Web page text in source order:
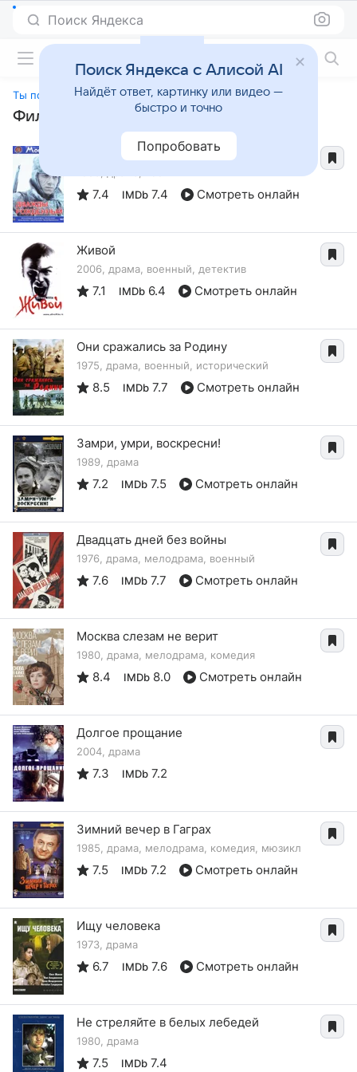
Поиск Яндекса
Ты помнишь
Фильмы, похожие на «Ты помнишь»
Дважды рожденный
7.4 IMDb 7.4 Смотреть онлайн
Живой
2006, драма, военный, детектив
7.1 IMDb 6.4 Смотреть онлайн
Они сражались за Родину
1975, драма, военный, исторический
8.5 IMDb 7.7 Смотреть онлайн
Замри, умри, воскресни!
1989, драма
7.2 IMDb 7.5 Смотреть онлайн
Двадцать дней без войны
1976, драма, мелодрама, военный
7.6 IMDb 7.7 Смотреть онлайн
Москва слезам не верит
1980, драма, мелодрама, комедия
8.4 IMDb 8.0 Смотреть онлайн
Долгое прощание
2004, драма
7.3 IMDb 7.2
Зимний вечер в Гаграх
1985, драма, мелодрама, комедия, мюзикл
7.5 IMDb 7.2 Смотреть онлайн
Ищу человека
1973, драма
6.7 IMDb 7.6 Смотреть онлайн
Не стреляйте в белых лебедей
1980, драма
7.5 IMDb 7.4
Поиск Яндекса с Алисой AI
Найдёт ответ, картинку или видео —
быстро и точно
Попробовать